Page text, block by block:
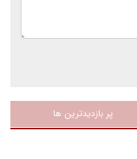
پر بازدیدترین ها